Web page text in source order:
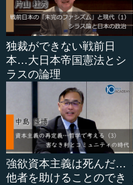
独裁ができない戦前日
本…大日本帝国憲法とシ
ラスの論理
強欲資本主義は死んだ…
他者を助けることのでき